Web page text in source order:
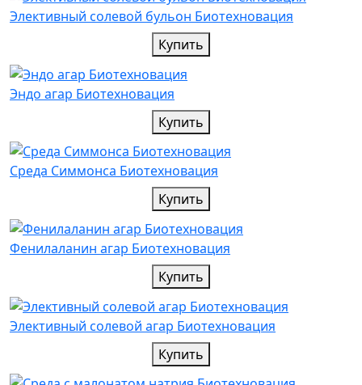
Элективный солевой бульон Биотехновация
Купить
Эндо агар Биотехновация
Купить
Среда Симмонса Биотехновация
Купить
Фенилаланин агар Биотехновация
Купить
Элективный солевой агар Биотехновация
Купить